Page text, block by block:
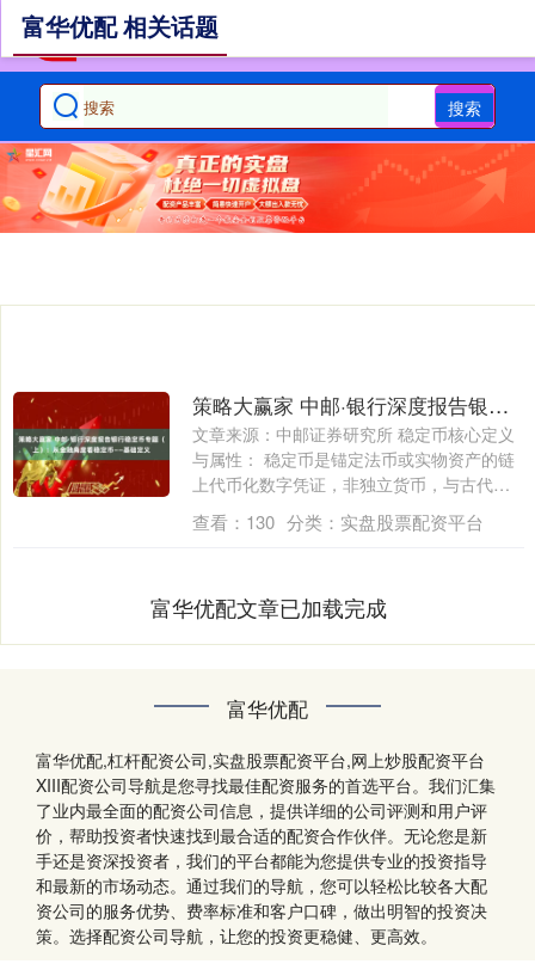
搜索
富华优配 相关话题
策略大赢家 中邮·银行深度报告银行稳定币专题（上）：从金融角度看稳定币——基础定义
文章来源：中邮证券研究所 稳定币核心定义
与属性： 稳定币是锚定法币或实物资产的链
上代币化数字凭证，非独立货币，与古代银
票....
查看： 130 分类： 实盘股票配资平台
富华优配文章已加载完成
富华优配
富华优配,杠杆配资公司,实盘股票配资平台,网上炒股配资平台
XIII‌配资公司导航是您寻找最佳配资服务的首选平台。我们汇集
了业内最全面的配资公司信息，提供详细的公司评测和用户评
价，帮助投资者快速找到最合适的配资合作伙伴。无论您是新
手还是资深投资者，我们的平台都能为您提供专业的投资指导
和最新的市场动态。通过我们的导航，您可以轻松比较各大配
资公司的服务优势、费率标准和客户口碑，做出明智的投资决
策。选择配资公司导航，让您的投资更稳健、更高效。